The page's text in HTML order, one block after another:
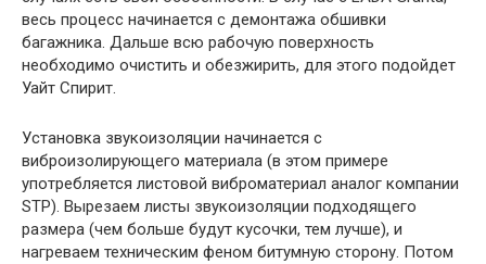
весь процесс начинается с демонтажа обшивки
багажника. Дальше всю рабочую поверхность
необходимо очистить и обезжирить, для этого подойдет
Уайт Спирит.
Установка звукоизоляции начинается с
виброизолирующего материала (в этом примере
употребляется листовой виброматериал аналог компании
STP). Вырезаем листы звукоизоляции подходящего
размера (чем больше будут кусочки, тем лучше), и
нагреваем техническим феном битумную сторону. Потом